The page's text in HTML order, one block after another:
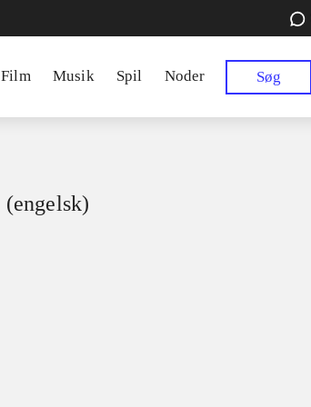
Film Musik Spil Noder Søg
(engelsk)